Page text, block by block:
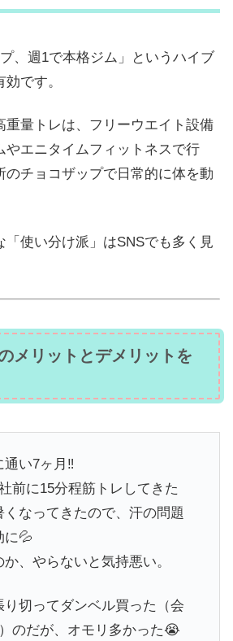
、週1で本格ジム」というハイブ
です。
重量トレは、フリーウエイト設備
やエニタイムフィットネスで行
のチョコザップで日常的に体を動
「使い分け派」はSNSでも多く見
メリットとデメリットを
い7ヶ月‼️
前に15分程筋トレしてきた
くなってきたので、汗の問題
に💦
、やらないと気持悪い。
り切ってダンベル買った（会
のだが、オモリ多かった😭